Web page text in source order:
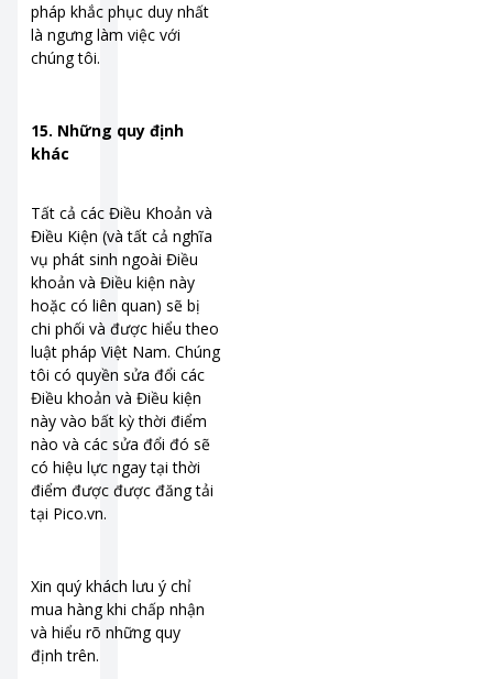
pháp khắc phục duy nhất
là ngưng làm việc với
chúng tôi.
15. Những quy định
khác
Tất cả các Điều Khoản và
Điều Kiện (và tất cả nghĩa
vụ phát sinh ngoài Điều
khoản và Điều kiện này
hoặc có liên quan) sẽ bị
chi phối và được hiểu theo
luật pháp Việt Nam. Chúng
tôi có quyền sửa đổi các
Điều khoản và Điều kiện
này vào bất kỳ thời điểm
nào và các sửa đổi đó sẽ
có hiệu lực ngay tại thời
điểm được được đăng tải
tại Pico.vn.
Xin quý khách lưu ý chỉ
mua hàng khi chấp nhận
và hiểu rõ những quy
định trên.